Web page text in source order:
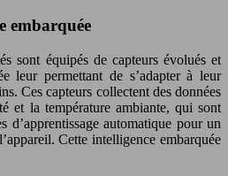
embarquée
sont équipés de capteurs évolués et
leur permettant de s’adapter à leur
Ces capteurs collectent des données
et la température ambiante, qui sont
d’apprentissage automatique pour un
Cette intelligence embarquée